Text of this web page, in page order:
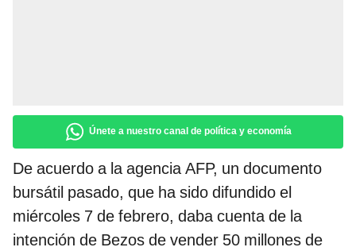
Únete a nuestro canal de política y economía
De acuerdo a la agencia AFP, un documento
bursátil pasado, que ha sido difundido el
miércoles 7 de febrero, daba cuenta de la
intención de Bezos de vender 50 millones de